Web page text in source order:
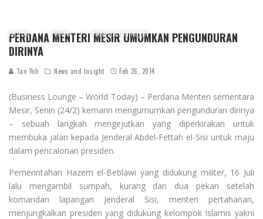
Home News News and Insight
PERDANA MENTERI MESIR UMUMKAN PENGUNDURAN
DIRINYA
Tan Yoh News and Insight Feb 26, 2014
(Business Lounge – World Today) – Perdana Menteri sementara
Mesir, Senin (24/2) kemarin mengumumkan pengunduran dirinya
– sebuah langkah mengejutkan yang diperkirakan untuk
membuka jalan kepada Jenderal Abdel-Fettah el-Sisi untuk maju
dalam pencalonan presiden.
Pemerintahan Hazem el-Beblawi yang didukung militer, 16 Juli
lalu mengambil sumpah, kurang dari dua pekan setelah
komandan lapangan Jenderal Sisi, menteri pertahanan,
menjungkalkan presiden yang didukung kelompok Islamis yakni